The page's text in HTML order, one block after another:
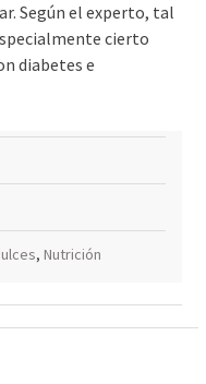
Según el experto, tal
cierto
diabetes e
, Nutrición